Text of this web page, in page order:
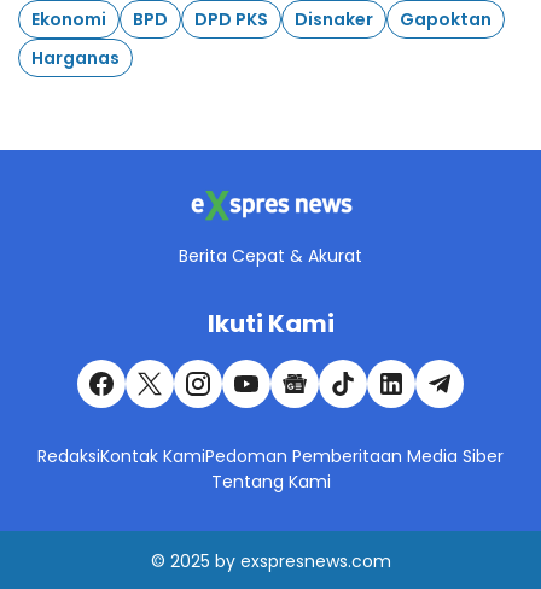
Ekonomi
BPD DPD PKS Disnaker
Gapoktan
Harganas
Berita Cepat & Akurat
Ikuti Kami
RedaksiKontak KamiPedoman Pemberitaan Media Siber
Tentang Kami
© 2025 by exspresnews.com